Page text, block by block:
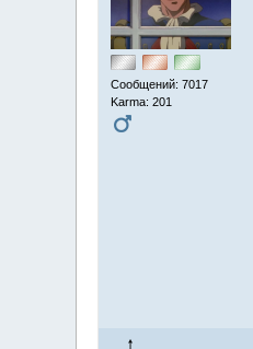
Сообщений: 7017
Karma: 201